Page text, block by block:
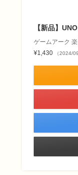
【新品】
ゲームアーク
¥1,430
（2024/